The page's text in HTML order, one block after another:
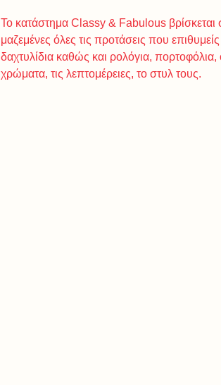
Το κατάστημα Classy & Fabulous βρίσκεται
μαζεμένες όλες τις προτάσεις που
δαχτυλίδια καθώς και ρολόγια,
χρώματα, τις λεπτομέρειες, το στυλ τους.